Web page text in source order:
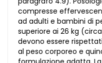
compresse
ad adulti e bambini di
superiore ai 26 kg
devono essere
al peso corporeo e